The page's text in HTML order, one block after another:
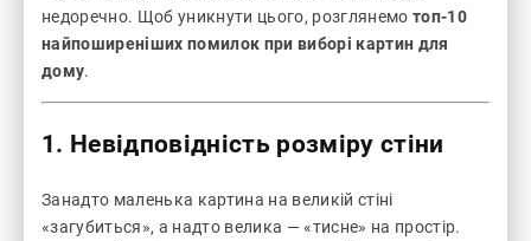
недоречно. Щоб уникнути цього, розглянемо топ-10
найпоширеніших помилок при виборі картин для
дому.
1. Невідповідність розміру стіни
Занадто маленька картина на великій стіні
«загубиться», а надто велика — «тисне» на простір.